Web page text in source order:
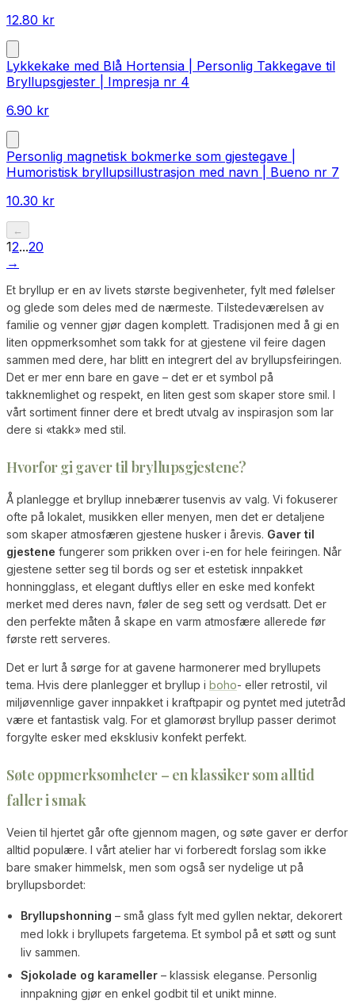
12.80 kr
Lykkekake med Blå Hortensia | Personlig Takkegave til
Bryllupsgjester | Impresja nr 4
6.90 kr
Personlig magnetisk bokmerke som gjestegave |
Humoristisk bryllupsillustrasjon med navn | Bueno nr 7
10.30 kr
←
12...20
→
Et bryllup er en av livets største begivenheter, fylt med følelser
og glede som deles med de nærmeste. Tilstedeværelsen av
familie og venner gjør dagen komplett. Tradisjonen med å gi en
liten oppmerksomhet som takk for at gjestene vil feire dagen
sammen med dere, har blitt en integrert del av bryllupsfeiringen.
Det er mer enn bare en gave – det er et symbol på
takknemlighet og respekt, en liten gest som skaper store smil. I
vårt sortiment finner dere et bredt utvalg av inspirasjon som lar
dere si «takk» med stil.
Hvorfor gi gaver til bryllupsgjestene?
Å planlegge et bryllup innebærer tusenvis av valg. Vi fokuserer
ofte på lokalet, musikken eller menyen, men det er detaljene
som skaper atmosfæren gjestene husker i årevis. Gaver til
gjestene fungerer som prikken over i-en for hele feiringen. Når
gjestene setter seg til bords og ser et estetisk innpakket
honningglass, et elegant duftlys eller en eske med konfekt
merket med deres navn, føler de seg sett og verdsatt. Det er
den perfekte måten å skape en varm atmosfære allerede før
første rett serveres.
Det er lurt å sørge for at gavene harmonerer med bryllupets
tema. Hvis dere planlegger et bryllup i boho- eller retrostil, vil
miljøvennlige gaver innpakket i kraftpapir og pyntet med jutetråd
være et fantastisk valg. For et glamorøst bryllup passer derimot
forgylte esker med eksklusiv konfekt perfekt.
Søte oppmerksomheter – en klassiker som alltid
faller i smak
Veien til hjertet går ofte gjennom magen, og søte gaver er derfor
alltid populære. I vårt atelier har vi forberedt forslag som ikke
bare smaker himmelsk, men som også ser nydelige ut på
bryllupsbordet:
Bryllupshonning – små glass fylt med gyllen nektar, dekorert
med lokk i bryllupets fargetema. Et symbol på et søtt og sunt
liv sammen.
Sjokolade og karameller – klassisk eleganse. Personlig
innpakning gjør en enkel godbit til et unikt minne.